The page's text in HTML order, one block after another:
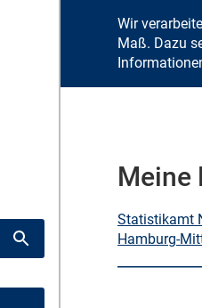
Suche starten
Wir
Maß. Dazu
Meine
Statistikamt
Hamburg-